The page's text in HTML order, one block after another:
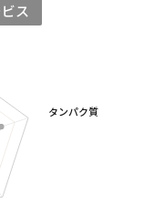
ス
タンパク質